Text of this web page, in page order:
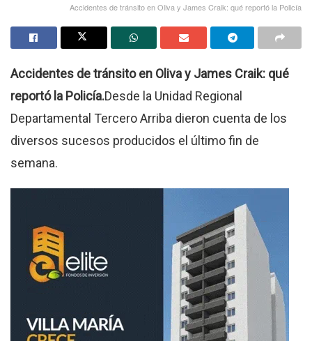
Accidentes de tránsito en Oliva y James Craik: qué reportó la Policía
Accidentes de tránsito en Oliva y James Craik: qué
reportó la Policía.Desde la Unidad Regional
Departamental Tercero Arriba dieron cuenta de los
diversos sucesos producidos el último fin de
semana.